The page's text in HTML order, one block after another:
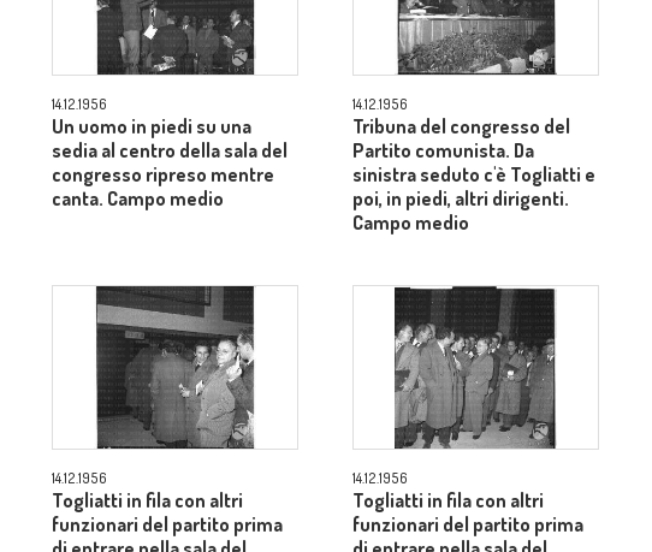
14.12.1956
Un uomo in piedi su una
sedia al centro della sala del
congresso ripreso mentre
canta. Campo medio
14.12.1956
Tribuna del congresso del
Partito comunista. Da
sinistra seduto c'è Togliatti e
poi, in piedi, altri dirigenti.
Campo medio
14.12.1956
Togliatti in fila con altri
funzionari del partito prima
14.12.1956
Togliatti in fila con altri
funzionari del partito prima